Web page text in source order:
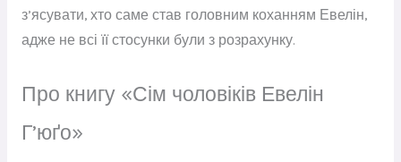
з’ясувати, хто саме став головним коханням Евелін,
адже не всі її стосунки були з розрахунку.
Про книгу «Сім чоловіків Евелін
Г’юґо»